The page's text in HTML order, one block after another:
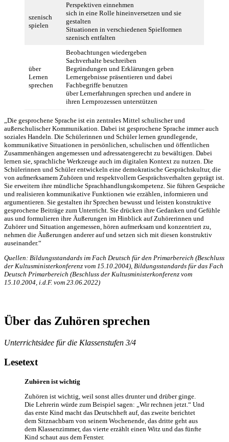
szenisch
spielen
Perspektiven einnehmen
sich in eine Rolle hineinversetzen und sie
gestalten
Situationen in verschiedenen Spielformen
szenisch entfalten
über
Lernen
sprechen
Beobachtungen wiedergeben
Sachverhalte beschreiben
Begründungen und Erklärungen geben
Lernergebnisse präsentieren und dabei
Fachbegriffe benutzen
über Lernerfahrungen sprechen und andere in
ihren Lernprozessen unterstützen
„Die gesprochene Sprache ist ein zentrales Mittel schulischer und
außerschulischer Kommunikation. Dabei ist gesprochene Sprache immer auch
soziales Handeln. Die Schülerinnen und Schüler lernen grundlegende,
kommunikative Situationen in persönlichen, schulischen und öffentlichen
Zusammenhängen angemessen und adressatengerecht zu bewältigen. Dabei
lernen sie, sprachliche Werkzeuge auch im digitalen Kontext zu nutzen. Die
Schülerinnen und Schüler entwickeln eine demokratische Gesprächskultur, die
von aufmerksamem Zuhören und respektvollem Gesprächsverhalten geprägt ist.
Sie erweitern ihre mündliche Sprachhandlungskompetenz. Sie führen Gespräche
und realisieren kommunikative Funktionen wie erzählen, informieren und
argumentieren. Sie gestalten ihr Sprechen bewusst und leisten konstruktive
gesprochene Beiträge zum Unterricht. Sie drücken ihre Gedanken und Gefühle
aus und formulieren ihre Äußerungen im Hinblick auf Zuhörerinnen und
Zuhörer und Situation angemessen, hören aufmerksam und konzentriert zu,
nehmen die Äußerungen anderer auf und setzen sich mit diesen konstruktiv
auseinander.“
Quellen: Bildungsstandards im Fach Deutsch für den Primarbereich (Beschluss
der Kultusministerkonferenz vom 15.10.2004), Bildungsstandards für das Fach
Deutsch Primarbereich (Beschluss der Kultusministerkonferenz vom
15.10.2004, i.d.F. vom 23.06.2022)
Über das Zuhören sprechen
Unterrichtsidee für die Klassenstufen 3/4
Lesetext
Zuhören ist wichtig
Zuhören ist wichtig, weil sonst alles drunter und drüber ginge.
Die Lehrerin würde zum Beispiel sagen: „Wir rechnen jetzt.“ Und
das erste Kind macht das Deutschheft auf, das zweite berichtet
dem Sitznachbarn von seinem Wochenende, das dritte geht aus
dem Klassenzimmer, das vierte erzählt einen Witz und das fünfte
Kind schaut aus dem Fenster.